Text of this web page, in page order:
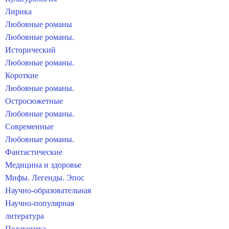
Лирика
Любовные романы
Любовные романы.
Исторический
Любовные романы.
Короткие
Любовные романы.
Остросюжетные
Любовные романы.
Современные
Любовные романы.
Фантастические
Медицина и здоровье
Мифы. Легенды. Эпос
Научно-образовательная
Научно-популярная
литература